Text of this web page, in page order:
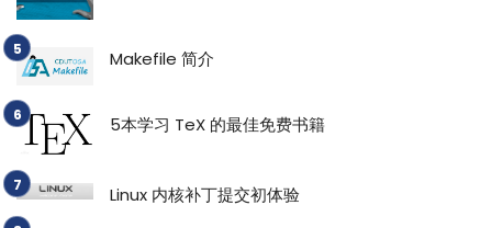
Makefile 简介
5本学习 TeX 的最佳免费书籍
Linux 内核补丁提交初体验